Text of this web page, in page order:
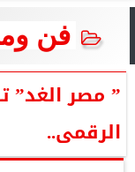
فن
” مصر الغد”
الرقمى..